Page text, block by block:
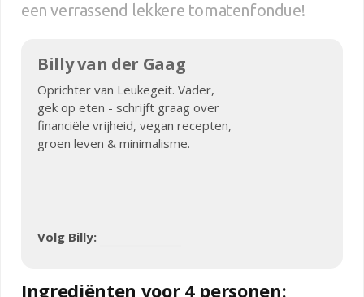
een verrassend lekkere tomatenfondue!
Billy van der Gaag
Oprichter van Leukegeit. Vader,
gek op eten - schrijft graag over
financiële vrijheid, vegan recepten,
groen leven & minimalisme.
Volg Billy:
Ingrediënten voor 4 personen: